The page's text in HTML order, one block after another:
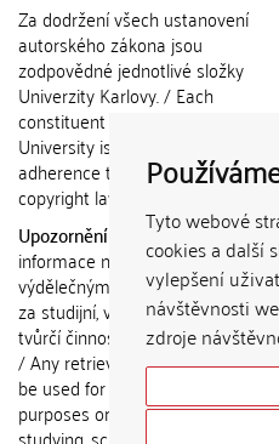
Tyto webové
cookies a další
vylepšení
návštěvnosti
zdroje
Za dodržení všech ustanovení
autorského zákona jsou
zodpovědné jednotlivé složky
Univerzity Karlovy. / Each
constituent part of Charles
University is responsible for
adherence to all provisions of the
copyright law.
Upozornění / Notice:Získané
informace nemohou být použity k
výdělečným účelům nebo
za studijní, vědeckou nebo jinou
tvůrčí činnost jiné osoby než
/ Any retrieved information shall
be used for any commercial
purposes or claimed as results of